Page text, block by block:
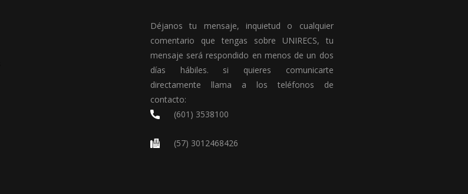
Déjanos tu mensaje, inquietud o cualquier
comentario que tengas sobre UNIRECS, tu
mensaje será respondido en menos de un dos
días hábiles. si quieres comunicarte
directamente llama a los teléfonos de
contacto:
(601) 3538100
(57) 3012468426